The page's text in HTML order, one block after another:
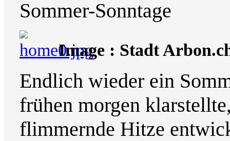
Sommer-Sonntage
Image : Stadt
Endlich wieder ein
frühen morgen
flimmernde Hitze